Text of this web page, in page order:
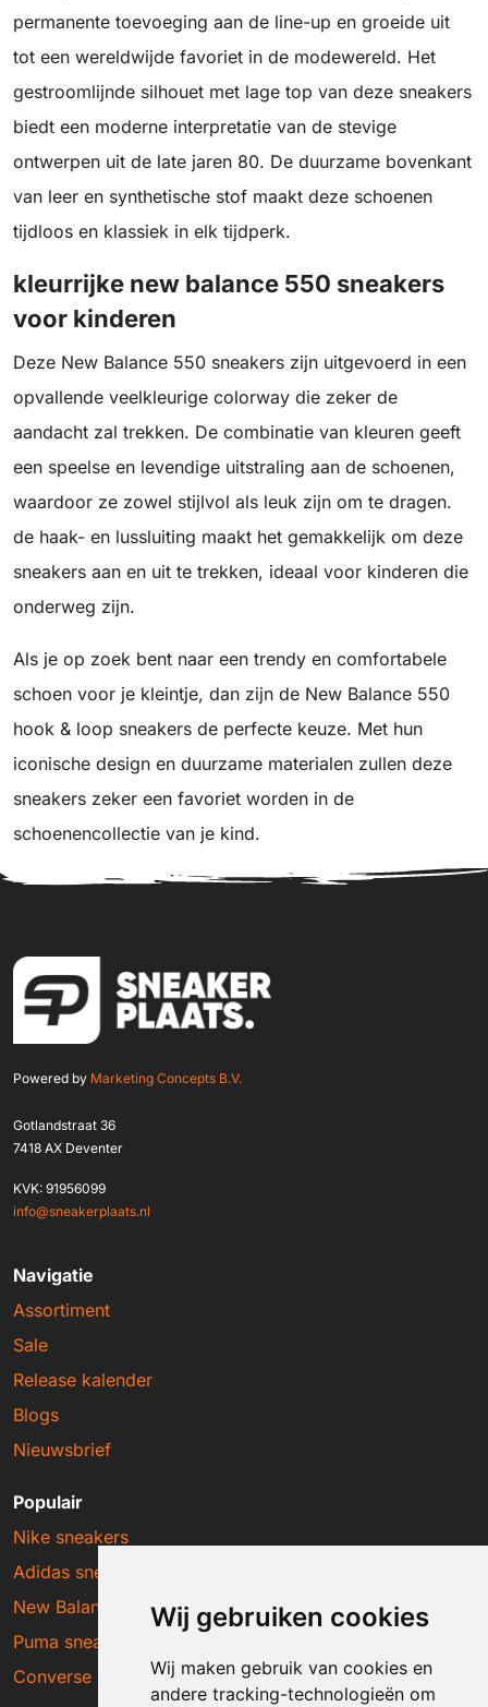
Wij gebruiken cookies
Wij maken gebruik van cookies en
andere tracking-technologieën om
permanente toevoeging aan de line-up en groeide uit
tot een wereldwijde favoriet in de modewereld. Het
gestroomlijnde silhouet met lage top van deze sneakers
biedt een moderne interpretatie van de stevige
ontwerpen uit de late jaren 80. De duurzame bovenkant
van leer en synthetische stof maakt deze schoenen
tijdloos en klassiek in elk tijdperk.
kleurrijke new balance 550 sneakers
voor kinderen
Deze New Balance 550 sneakers zijn uitgevoerd in een
opvallende veelkleurige colorway die zeker de
aandacht zal trekken. De combinatie van kleuren geeft
een speelse en levendige uitstraling aan de schoenen,
waardoor ze zowel stijlvol als leuk zijn om te dragen.
de haak- en lussluiting maakt het gemakkelijk om deze
sneakers aan en uit te trekken, ideaal voor kinderen die
onderweg zijn.
Als je op zoek bent naar een trendy en comfortabele
schoen voor je kleintje, dan zijn de New Balance 550
hook & loop sneakers de perfecte keuze. Met hun
iconische design en duurzame materialen zullen deze
sneakers zeker een favoriet worden in de
schoenencollectie van je kind.
Powered by Marketing Concepts B.V.
Gotlandstraat 36
7418 AX Deventer
KVK: 91956099
info@sneakerplaats.nl
Navigatie
Assortiment
Sale
Release kalender
Blogs
Nieuwsbrief
Populair
Nike sneakers
Adidas sneakers
New Balance sneakers
Puma sneakers
Converse sneakers